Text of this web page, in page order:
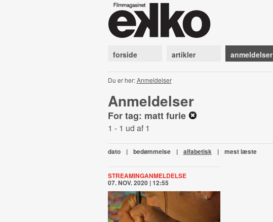
forside artikler anmeldelser
Du er her:Anmeldelser
Anmeldelser
For tag: matt furie
1 - 1 ud af 1
dato | bedømmelse | alfabetisk | mest læste
STREAMINGANMELDELSE
07. NOV. 2020 | 12:55